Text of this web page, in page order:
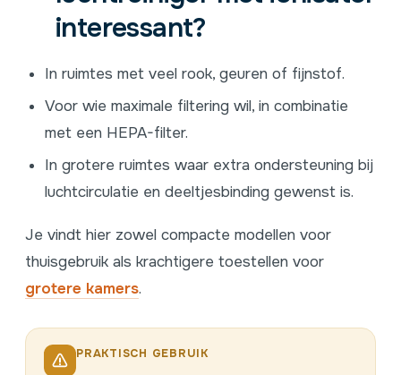
interessant?
In ruimtes met veel rook, geuren of fijnstof.
Voor wie maximale filtering wil, in combinatie
met een HEPA-filter.
In grotere ruimtes waar extra ondersteuning bij
luchtcirculatie en deeltjesbinding gewenst is.
Je vindt hier zowel compacte modellen voor
thuisgebruik als krachtigere toestellen voor
grotere kamers.
PRAKTISCH GEBRUIK